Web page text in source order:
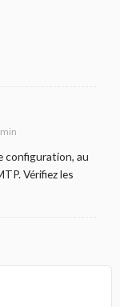
configuration, au
Vérifiez les